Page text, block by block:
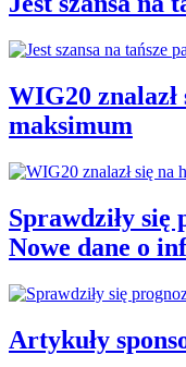
WIG20
maksimum
Sprawdziły się
Nowe dane o
Artykuły